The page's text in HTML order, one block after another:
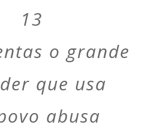
13
o grande
que usa
abusa